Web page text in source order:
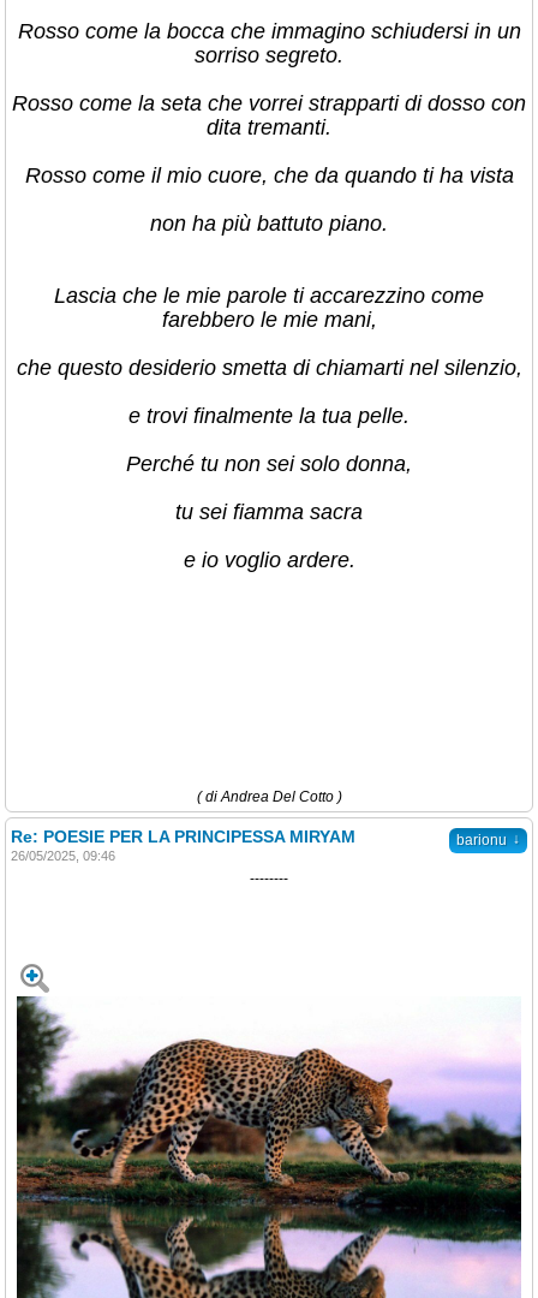
Rosso come la bocca che immagino schiudersi in un
sorriso segreto.
Rosso come la seta che vorrei strapparti di dosso con
dita tremanti.
Rosso come il mio cuore, che da quando ti ha vista
non ha più battuto piano.
Lascia che le mie parole ti accarezzino come
farebbero le mie mani,
che questo desiderio smetta di chiamarti nel silenzio,
e trovi finalmente la tua pelle.
Perché tu non sei solo donna,
tu sei fiamma sacra
e io voglio ardere.
( di Andrea Del Cotto )
barionu ↓
Re: POESIE PER LA PRINCIPESSA MIRYAM
26/05/2025, 09:46
--------